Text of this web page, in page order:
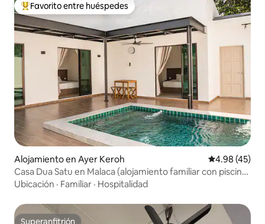
Favorito entre huéspedes preferido
Favorito entre huéspedes
Alojamiento en Ayer Keroh Calificación
4.98 (45)
Casa Dua Satu en Malaca (alojamiento familiar con piscina
privada)
Ubicación · Familiar · Hospitalidad
Superanfitrión